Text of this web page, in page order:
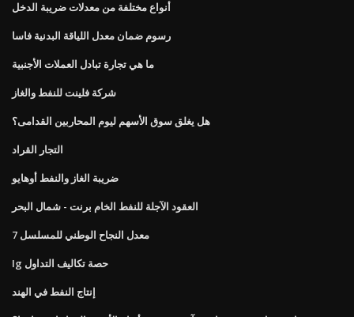
أنواع مختلفة من معدلات ضريبة الدخل
رسوم ضمان معدل اللياقة البدنية فاسا
ما هي تجارة تبادل العملات الأجنبية
شركة فلينت للنفط والغاز
هل يغلق سوق الأسهم ليوم المحاربين القدامى؟
التجار القراد
ضريبة الغاز والنفط أوهايو
العقود الآجلة للنفط الخام برنت - شمال البحر
معدل النجاح الوطني للمسلسل 7
Ig حصة تكاليف التداول
إنتاج النفط في الهند